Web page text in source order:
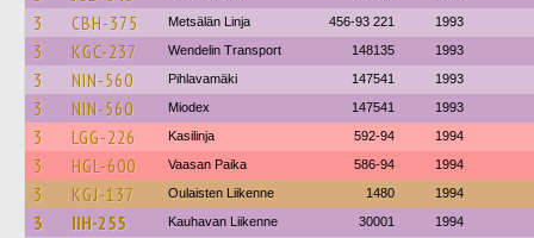
3 CBH-375 Metsälän Linja 456-93 221 1993
3 KGC-237 Wendelin Transport 148135 1993
3 NIN-560 Pihlavamäki 147541 1993
3 NIN-560 Miodex 147541 1993
3 LGG-226 Kasilinja 592-94 1994
3 HGL-600 Vaasan Paika 586-94 1994
3 KGJ-137 Oulaisten Liikenne 1480 1994
3 IIH-255 Kauhavan Liikenne 30001 1994